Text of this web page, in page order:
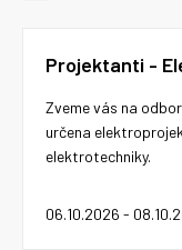
Projektanti -
06.10.2026 -
Zveme vás na
určena
elektrotechniky.